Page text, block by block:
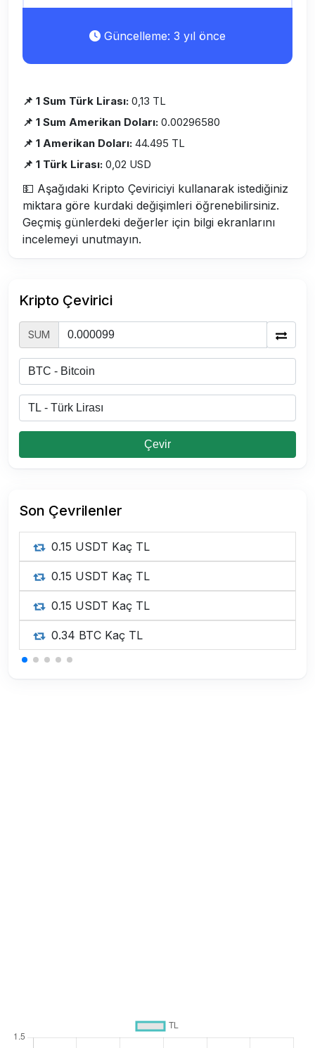
Güncelleme: 3 yıl önce
📌 1 Sum Türk Lirası: 0,13 TL
📌 1 Sum Amerikan Doları: 0.00296580
📌 1 Amerikan Doları: 44.495 TL
📌 1 Türk Lirası: 0,02 USD
💵 Aşağıdaki Kripto Çeviriciyi kullanarak istediğiniz
miktara göre kurdaki değişimleri öğrenebilirsiniz.
Geçmiş günlerdeki değerler için bilgi ekranlarını
incelemeyi unutmayın.
Kripto Çevirici
SUM
Çevir
Son Çevrilenler
0.15 USDT Kaç TL
0.15 USDT Kaç TL
0.15 USDT Kaç TL
0.34 BTC Kaç TL